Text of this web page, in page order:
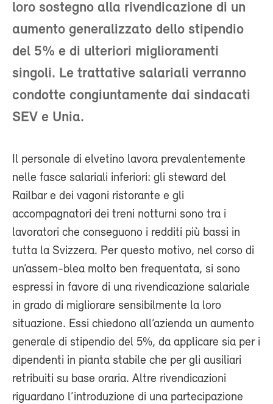
loro sostegno alla rivendicazione di un
aumento generalizzato dello stipendio
del 5% e di ulteriori miglioramenti
singoli. Le trattative salariali verranno
condotte congiuntamente dai sindacati
SEV e Unia.
Il personale di elvetino lavora prevalentemente
nelle fasce salariali inferiori: gli steward del
Railbar e dei vagoni ristorante e gli
accompagnatori dei treni notturni sono tra i
lavoratori che conseguono i redditi più bassi in
tutta la Svizzera. Per questo motivo, nel corso di
un’assem-blea molto ben frequentata, si sono
espressi in favore di una rivendicazione salariale
in grado di migliorare sensibilmente la loro
situazione. Essi chiedono all’azienda un aumento
generale di stipendio del 5%, da applicare sia per i
dipendenti in pianta stabile che per gli ausiliari
retribuiti su base oraria. Altre rivendicazioni
riguardano l’introduzione di una partecipazione